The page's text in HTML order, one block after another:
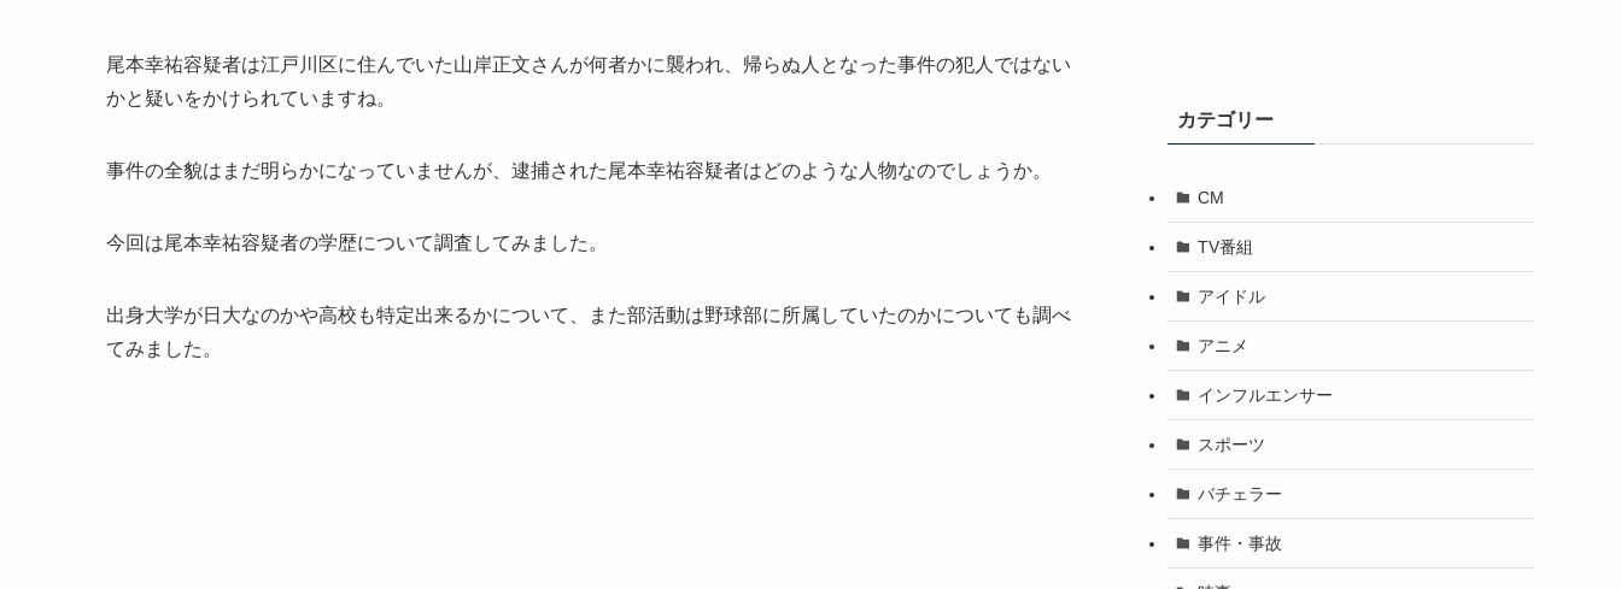
尾本幸祐容疑者は江戸川区に住んでいた山岸正文さんが何者かに襲われ、帰らぬ人となった事件の犯人ではない
かと疑いをかけられていますね。
事件の全貌はまだ明らかになっていませんが、逮捕された尾本幸祐容疑者はどのような人物なのでしょうか。
今回は尾本幸祐容疑者の学歴について調査してみました。
出身大学が日大なのかや高校も特定出来るかについて、また部活動は野球部に所属していたのかについても調べ
てみました。
カテゴリー
CM
TV番組
アイドル
アニメ
インフルエンサー
スポーツ
バチェラー
事件・事故